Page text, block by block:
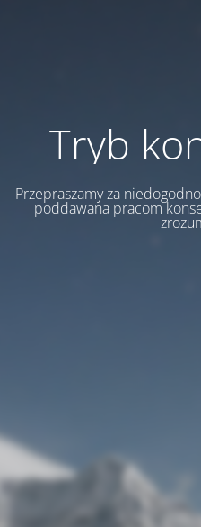
Tryb
Przepraszamy za
poddawana pracom